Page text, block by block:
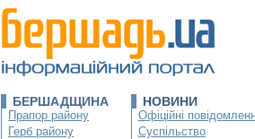
БЕРШАДЩИНА
Прапор району
Герб району
НОВИНИ
Офіційні
Суспільство